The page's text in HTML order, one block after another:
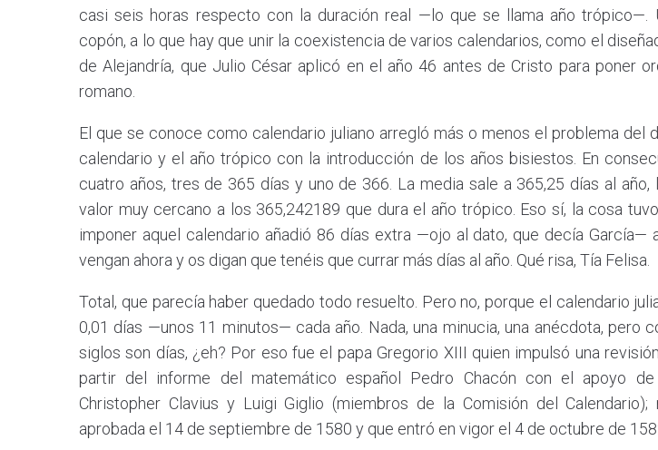
casi seis horas respecto con la duración real —lo que se llama año trópico—.
copón, a lo que hay que unir la coexistencia de varios calendarios, como el
de Alejandría, que Julio César aplicó en el año 46 antes de Cristo para poner
romano.
El que se conoce como calendario juliano arregló más o menos el problema del
calendario y el año trópico con la introducción de los años bisiestos. En
cuatro años, tres de 365 días y uno de 366. La media sale a 365,25 días al año,
valor muy cercano a los 365,242189 que dura el año trópico. Eso sí, la cosa
imponer aquel calendario añadió 86 días extra —ojo al dato, que decía García—
vengan ahora y os digan que tenéis que currar más días al año. Qué risa, Tía Felisa.
Total, que parecía haber quedado todo resuelto. Pero no, porque el calendario
0,01 días —unos 11 minutos— cada año. Nada, una minucia, una anécdota, pero
siglos son días, ¿eh? Por eso fue el papa Gregorio XIII quien impulsó una
partir del informe del matemático español Pedro Chacón con el apoyo
Christopher Clavius y Luigi Giglio (miembros de la Comisión del
aprobada el 14 de septiembre de 1580 y que entró en vigor el 4 de octubre de